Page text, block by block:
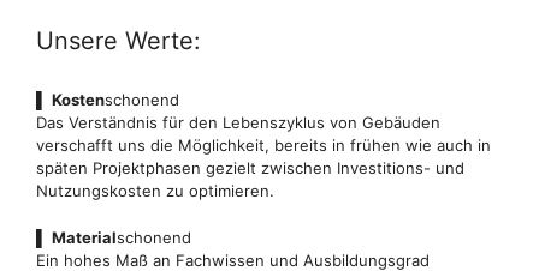
Unsere Werte:
Kostenschonend
Das Verständnis für den Lebenszyklus von Gebäuden
verschafft uns die Möglichkeit, bereits in frühen wie auch in
späten Projektphasen gezielt zwischen Investitions- und
Nutzungskosten zu optimieren.
Materialschonend
Ein hohes Maß an Fachwissen und Ausbildungsgrad